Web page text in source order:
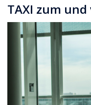
TAXI zum